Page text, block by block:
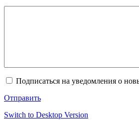
Подписаться на уведомления о
Отправить
Switch to Desktop Version